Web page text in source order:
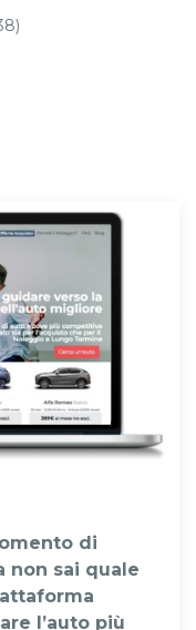
di
non sai quale
l’auto più